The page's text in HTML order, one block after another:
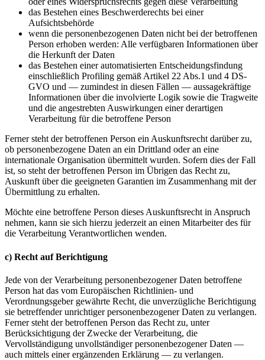
das Bestehen eines Beschwerderechts bei einer
Aufsichtsbehörde
wenn die personenbezogenen Daten nicht bei der betroffenen
Person erhoben werden: Alle verfügbaren Informationen über
die Herkunft der Daten
das Bestehen einer automatisierten Entscheidungsfindung
einschließlich Profiling gemäß Artikel 22 Abs.1 und 4 DS-
GVO und — zumindest in diesen Fällen — aussagekräftige
Informationen über die involvierte Logik sowie die Tragweite
und die angestrebten Auswirkungen einer derartigen
Verarbeitung für die betroffene Person
Ferner steht der betroffenen Person ein Auskunftsrecht darüber zu,
ob personenbezogene Daten an ein Drittland oder an eine
internationale Organisation übermittelt wurden. Sofern dies der Fall
ist, so steht der betroffenen Person im Übrigen das Recht zu,
Auskunft über die geeigneten Garantien im Zusammenhang mit der
Übermittlung zu erhalten.
Möchte eine betroffene Person dieses Auskunftsrecht in Anspruch
nehmen, kann sie sich hierzu jederzeit an einen Mitarbeiter des für
die Verarbeitung Verantwortlichen wenden.
c) Recht auf Berichtigung
Jede von der Verarbeitung personenbezogener Daten betroffene
Person hat das vom Europäischen Richtlinien- und
Verordnungsgeber gewährte Recht, die unverzügliche Berichtigung
sie betreffender unrichtiger personenbezogener Daten zu verlangen.
Ferner steht der betroffenen Person das Recht zu, unter
Berücksichtigung der Zwecke der Verarbeitung, die
Vervollständigung unvollständiger personenbezogener Daten —
auch mittels einer ergänzenden Erklärung — zu verlangen.